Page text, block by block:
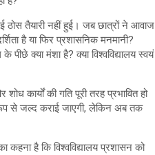
ठोस तैयारी नहीं हुई। जब छात्रों ने आवाज
है या फिर प्रशासनिक मनमानी?
क्या मंशा है? क्या विश्वविद्यालय स्वयं
कार्यों की गति पूरी तरह प्रभावित हो
रूप से जल्द कराई जाएगी, लेकिन अब तक
कहना है कि विश्वविद्यालय प्रशासन को